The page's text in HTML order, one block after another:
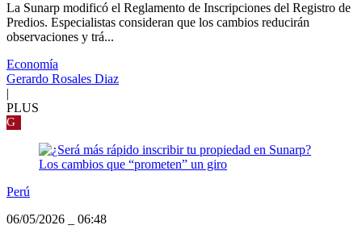
La Sunarp modificó el Reglamento de Inscripciones del Registro de
Predios. Especialistas consideran que los cambios reducirán
observaciones y trá...
Economía
Gerardo Rosales Diaz
|
PLUS
G
Perú
06/05/2026
06:48